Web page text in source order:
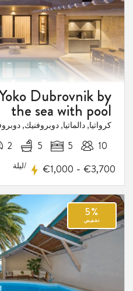
Dubrovnik by
the sea with pool
كرواتيا, دالماتيا, دوبروفنيك,
10
5
5 2 م
€1,000 - €3,700 /ليلة